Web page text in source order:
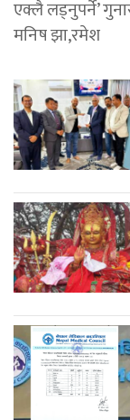
एक्लै लड्नुपर्ने’
मनिष झा,रमेश